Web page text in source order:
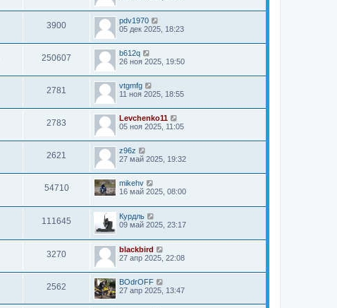
3900
pdv1970
05 дек 2025, 18:23
250607
b612q
26 ноя 2025, 19:50
2781
vtgmfg
11 ноя 2025, 18:55
2783
Levchenko11
05 ноя 2025, 11:05
2621
z96z
27 май 2025, 19:32
54710
mikehv
16 май 2025, 08:00
111645
Курдль
09 май 2025, 23:17
3270
blackbird
27 апр 2025, 22:08
2562
BOdrOFF
27 апр 2025, 13:47